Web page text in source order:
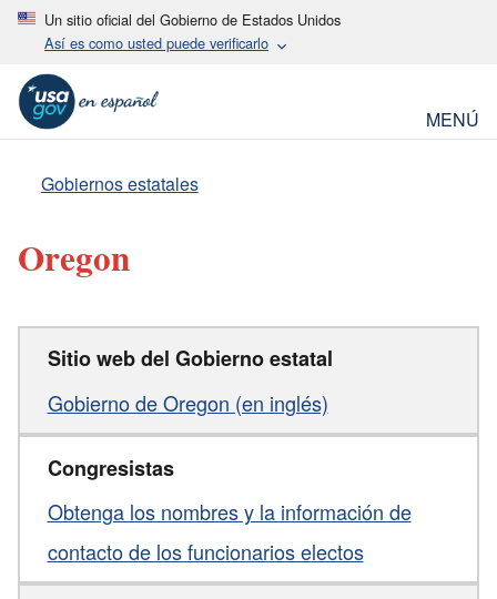
Un sitio oficial del Gobierno de Estados Unidos
Así es como usted puede verificarlo
MENÚ
Gobiernos estatales
Oregon
Sitio web del Gobierno estatal
Gobierno de Oregon (en inglés)
Congresistas
Obtenga los nombres y la información de
contacto de los funcionarios electos